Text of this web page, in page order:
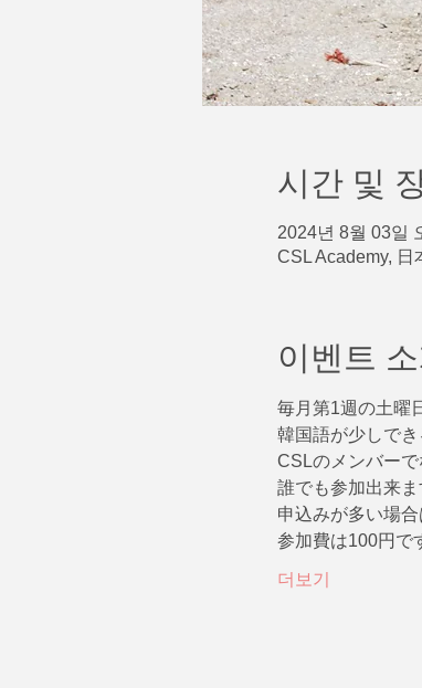
시간 및
2024년 8월 03일
CSL Academy,
이벤트
毎月第1週の土曜
韓国語が少しでき
CSLのメンバーで
誰でも参加出来ま
申込みが多い場
参加費は100円で
더보기